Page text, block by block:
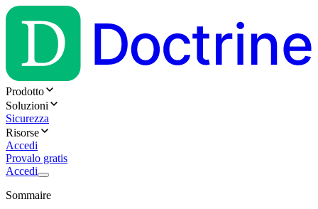
Prodotto
Soluzioni
Sicurezza
Risorse
Accedi
Provalo gratis
Accedi
Sommaire